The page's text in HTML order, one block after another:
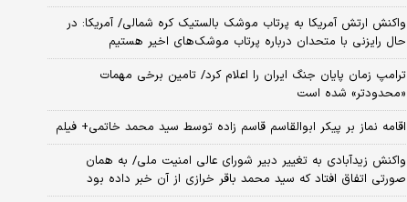
واکنش ارتش آمریکا به پرتاب موشک بالستیک کره شمالی/ آمریکا: در
حال رایزنی با متحدان درباره پرتاب موشک‌های اخیر هستیم
ترامپ زمان پایان جنگ ایران را اعلام کرد/ تامین برخی مهمات
«محدودتر» شده است
اقامه نماز بر پیکر ابوالقاسم قاسم زاده توسط سید محمد خاتمی+ فیلم
واکنش زیدآبادی به تغییر دبیر شورای عالی امنیت ملی/ به همان
صورتی اتفاق افتاد که سید محمد باقر خرازی از آن خبر داده بود